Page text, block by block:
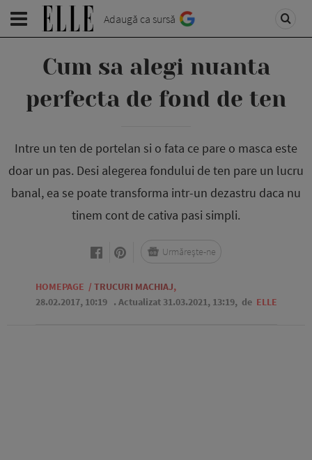
Adaugă ca sursă
Cum sa alegi nuanta
perfecta de fond de ten
Intre un ten de portelan si o fata ce pare o masca este
doar un pas. Desi alegerea fondului de ten pare un lucru
banal, ea se poate transforma intr-un dezastru daca nu
tinem cont de cativa pasi simpli.
HOMEPAGE / TRUCURI MACHIAJ,
28.02.2017, 10:19 . Actualizat 31.03.2021, 13:19, de ELLE
Urmărește-ne